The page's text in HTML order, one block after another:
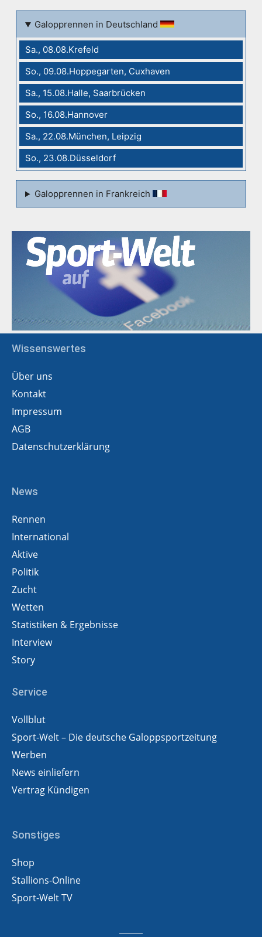
Galopprennen in Deutschland
Sa., 08.08.Krefeld
So., 09.08.Hoppegarten, Cuxhaven
Sa., 15.08.Halle, Saarbrücken
So., 16.08.Hannover
Sa., 22.08.München, Leipzig
So., 23.08.Düsseldorf
Galopprennen in Frankreich
Wissenswertes
Über uns
Kontakt
Impressum
AGB
Datenschutzerklärung
News
Rennen
International
Aktive
Politik
Zucht
Wetten
Statistiken & Ergebnisse
Interview
Story
Service
Vollblut
Sport-Welt – Die deutsche Galoppsportzeitung
Werben
News einliefern
Vertrag Kündigen
Sonstiges
Shop
Stallions-Online
Sport-Welt TV